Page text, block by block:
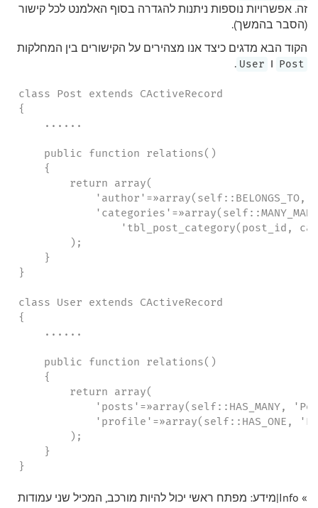
זה. אפשרויות נוספות ניתנות להגדרה בסוף האלמנט לכל קישור
(הסבר בהמשך).
הקוד הבא מדגים כיצד אנו מצהירים על הקישורים בין המחלקות
Post ו User
.
class Post extends CActiveRecord
{
    ......
    public function relations()
    {
        return array(
'author'=»array(self::BELONGS_TO,
'tbl_post_category(post_id,
        );
    }
}
class User extends CActiveRecord
{
    ......
    public function relations()
    {
        return array(
'posts'=»array(self::HAS_MANY,
'profile'=»array(self::HAS_ONE,
        );
    }
}
» Info|מידע: מפתח ראשי יכול להיות מורכב, המכיל שני עמודות